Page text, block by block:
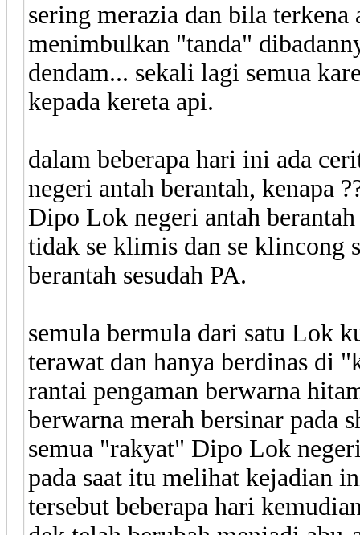
sering merazia dan bila
menimbulkan "tanda"
dendam... sekali lagi semua
kepada kereta api.
dalam beberapa hari ini ada
negeri antah berantah, kenapa
Dipo Lok negeri antah
tidak se klimis dan se klincong
berantah sesudah PA.
semula bermula dari satu Lok
terawat dan hanya berdinas di
rantai pengaman berwarna
berwarna merah bersinar pada
semua "rakyat" Dipo Lok
pada saat itu melihat kejadian
tersebut beberapa hari